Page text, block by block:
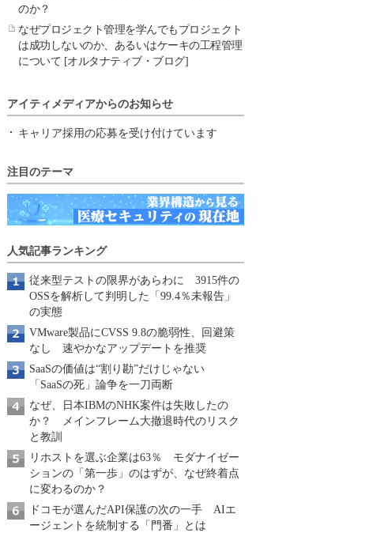
のか？
なぜプロジェクト管理を学んでもプロジェクト
は成功しないのか、あるいはケーキの工程管理
について [オルタナティブ・ブログ]
アイティメディアからのお知らせ
キャリア採用の応募を受け付けています
注目のテーマ
人気記事ランキング
従来型テストの限界があらわに 3915件の
OSSを解析して判明した「99.4％未報告」
の実態
VMware製品にCVSS 9.8の脆弱性、回避策
なし 速やかなアップデートを推奨
SaaSの価値は“割り勘”だけじゃない
「SaaSの死」論争を一刀両断
なぜ、日本IBMのNHK案件は失敗したの
か？ メインフレーム大撤退時代のリスク
と教訓
リホストを選ぶ企業は63％ モダナイゼー
ションの「第一歩」のはずが、なぜ終着点
に変わるのか？
ドコモが選んだAPI保護の次の一手 AIエ
ージェントを統制する「門番」とは